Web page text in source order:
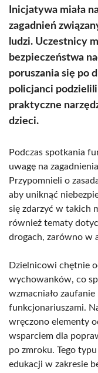
Inicjatywa miała
zagadnień
ludzi. Uczestnicy
bezpieczeństwa
poruszania się po
policjanci
praktyczne
dzieci.
Podczas spotkania
uwagę na
Przypomnieli o
aby uniknąć
się zdarzyć w takich
również tematy
drogach, zarówno w
Dzielnicowi chętnie
wychowanków, co
wzmacniało zaufanie
funkcjonariuszami.
wręczono elementy
wsparciem dla
po zmroku. Tego
edukacji w zakresie